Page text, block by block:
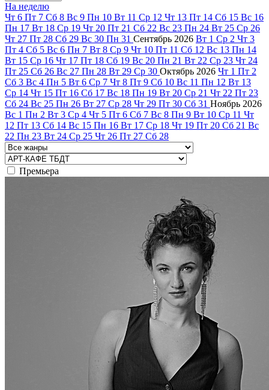
На неделю
Чт 6 Пт 7 Сб 8 Вс 9 Пн 10 Вт 11 Ср 12 Чт 13 Пт 14 Сб 15 Вс 16
Пн 17 Вт 18 Ср 19 Чт 20 Пт 21 Сб 22 Вс 23 Пн 24 Вт 25 Ср 26
Чт 27 Пт 28 Сб 29 Вс 30 Пн 31 Сентябрь 2026 Вт 1 Ср 2 Чт 3
Пт 4 Сб 5 Вс 6 Пн 7 Вт 8 Ср 9 Чт 10 Пт 11 Сб 12 Вс 13 Пн 14
Вт 15 Ср 16 Чт 17 Пт 18 Сб 19 Вс 20 Пн 21 Вт 22 Ср 23 Чт 24
Пт 25 Сб 26 Вс 27 Пн 28 Вт 29 Ср 30 Октябрь 2026 Чт 1 Пт 2
Сб 3 Вс 4 Пн 5 Вт 6 Ср 7 Чт 8 Пт 9 Сб 10 Вс 11 Пн 12 Вт 13
Ср 14 Чт 15 Пт 16 Сб 17 Вс 18 Пн 19 Вт 20 Ср 21 Чт 22 Пт 23
Сб 24 Вс 25 Пн 26 Вт 27 Ср 28 Чт 29 Пт 30 Сб 31 Ноябрь 2026
Вс 1 Пн 2 Вт 3 Ср 4 Чт 5 Пт 6 Сб 7 Вс 8 Пн 9 Вт 10 Ср 11 Чт
12 Пт 13 Сб 14 Вс 15 Пн 16 Вт 17 Ср 18 Чт 19 Пт 20 Сб 21 Вс
22 Пн 23 Вт 24 Ср 25 Чт 26 Пт 27 Сб 28
Премьера